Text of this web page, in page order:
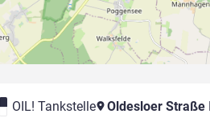
OIL! Tankstelle Oldesloer Straße